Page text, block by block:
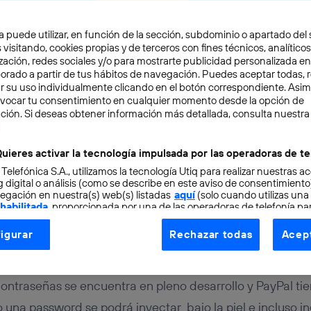
3 min
que almacenes la
en tu estómago o tu
se encuentra en pleno desarrollo y PayPal
una password se podrá inyectar bajo la piel e incluso
puede utilizar, en función de la sección, subdominio o apartado del
visitando, cookies propias y de terceros con fines técnicos,
redes sociales y/o para mostrarte publicidad personalizada
a partir de tus hábitos de navegación. Puedes aceptar todas,
su uso individualmente clicando en el botón correspondiente.
tu consentimiento en cualquier momento desde la opción de
Si deseas obtener información más detallada, consulta nuestra
activar la tecnología impulsada por las operadoras de
S.A., utilizamos la tecnología Utiq para realizar nuestras
digital o análisis (como se describe en este aviso de
en nuestra(s) web(s) listadas aquí(solo cuando utilizas una
, proporcionada por una de las operadoras de telefonía
consentimiento en cada página web).
Utiq está diseñada con la privacidad como prioridad
tu dirección IP y otra información de la cuenta de cliente de
a la conexión que utilizas (p. ej., número de teléfono móvil).
Rechazar todas